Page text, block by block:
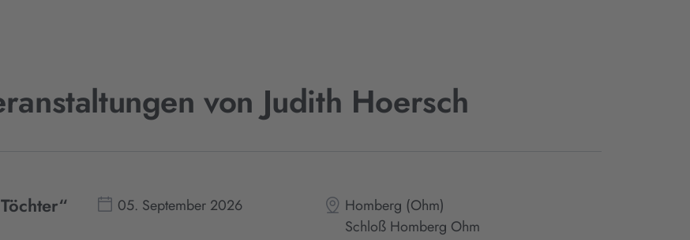
von Judith Hoersch
05. September 2026
Homberg (Ohm)
Schloß Homberg Ohm